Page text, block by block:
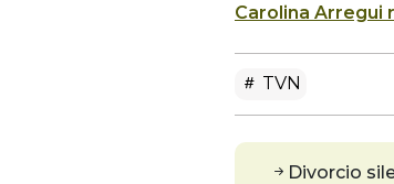
Carolina Arregui
TVN
Divorcio